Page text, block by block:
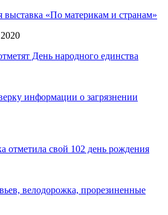
выставка «По материкам и странам»
День народного единства
информации о загрязнении
отметила свой 102 день рождения
велодорожка, прорезиненные